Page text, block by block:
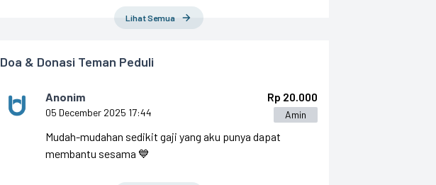
teman-teman semua kepada Abah Oga.
Santunan Tunai, Kebutuhan Bahan Pokok, dan Tambahan Modal
Lihat Semua
Doa & Donasi Teman Peduli
Anonim
05 December 2025 17:44
Rp 20.000
Amin
Mudah-mudahan sedikit gaji yang aku punya dapat
membantu sesama 💙